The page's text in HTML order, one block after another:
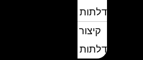
דלתות
קיצור
דלתות